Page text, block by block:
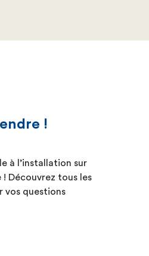
!
à l’installation sur
! Découvrez tous les
vos questions